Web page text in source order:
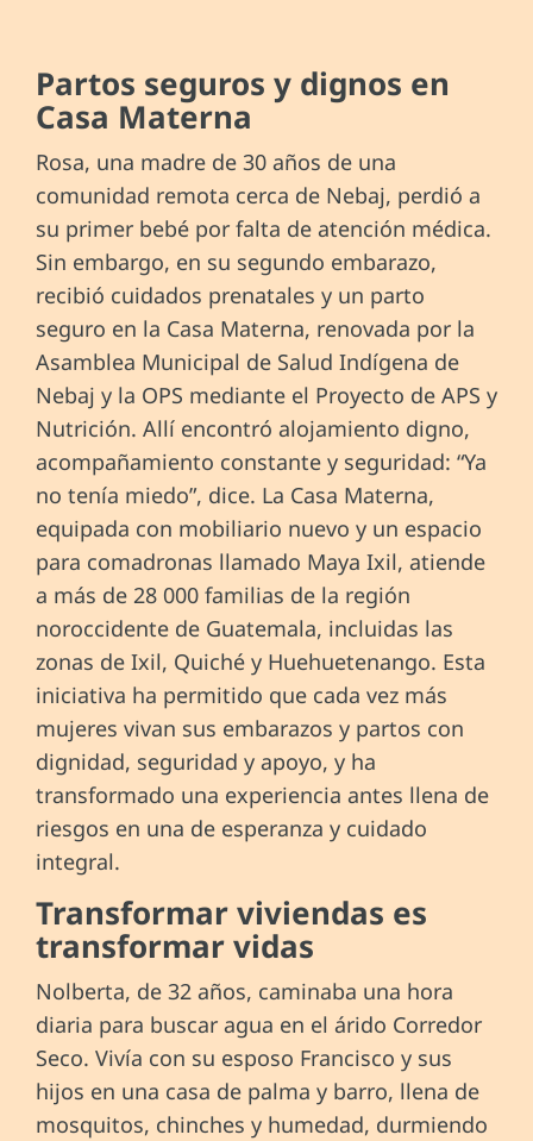
Partos seguros y dignos en
Casa Materna
Rosa, una madre de 30 años de una
comunidad remota cerca de Nebaj, perdió a
su primer bebé por falta de atención médica.
Sin embargo, en su segundo embarazo,
recibió cuidados prenatales y un parto
seguro en la Casa Materna, renovada por la
Asamblea Municipal de Salud Indígena de
Nebaj y la OPS mediante el Proyecto de APS y
Nutrición. Allí encontró alojamiento digno,
acompañamiento constante y seguridad: “Ya
no tenía miedo”, dice. La Casa Materna,
equipada con mobiliario nuevo y un espacio
para comadronas llamado Maya Ixil, atiende
a más de 28 000 familias de la región
noroccidente de Guatemala, incluidas las
zonas de Ixil, Quiché y Huehuetenango. Esta
iniciativa ha permitido que cada vez más
mujeres vivan sus embarazos y partos con
dignidad, seguridad y apoyo, y ha
transformado una experiencia antes llena de
riesgos en una de esperanza y cuidado
integral.
Transformar viviendas es
transformar vidas
Nolberta, de 32 años, caminaba una hora
diaria para buscar agua en el árido Corredor
Seco. Vivía con su esposo Francisco y sus
hijos en una casa de palma y barro, llena de
mosquitos, chinches y humedad, durmiendo